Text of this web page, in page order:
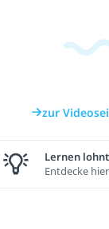
zur
Lernen
Entdecke